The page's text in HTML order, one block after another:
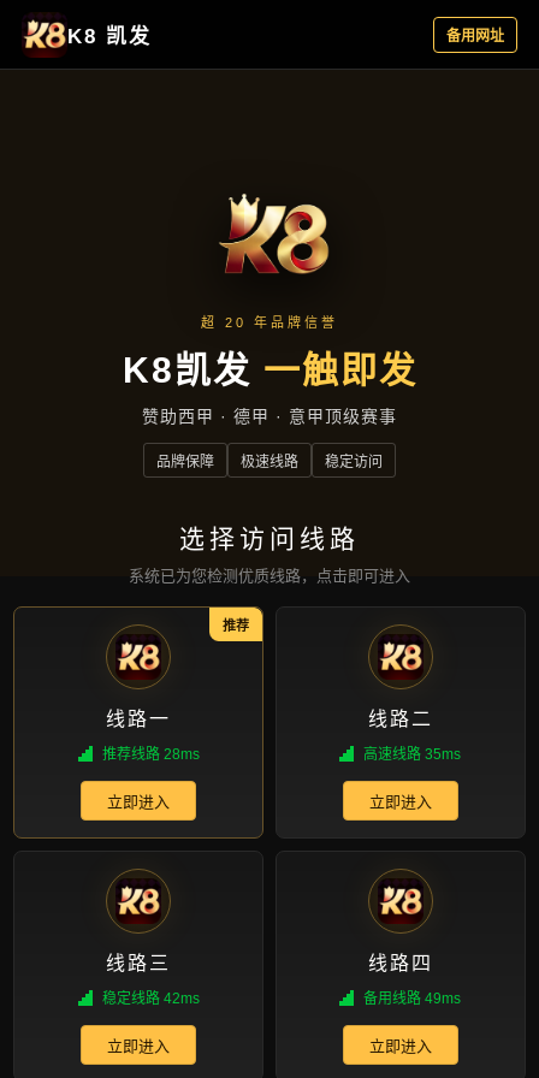
产品展示
首页 产品展示